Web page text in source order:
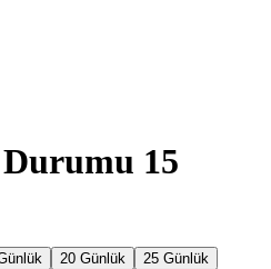
15
20 Günlük
25 Günlük